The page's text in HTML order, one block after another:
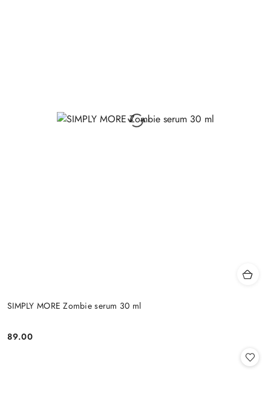
SIMPLY MORE Zombie serum 30 ml
Cena:
89.00